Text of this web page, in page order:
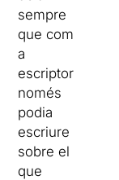
sempre
que com
a
escriptor
només
podia
escriure
sobre el
que